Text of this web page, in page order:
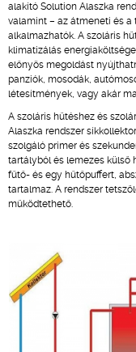
alakító Solution Alaszka
valamint – az átmeneti és
alkalmazhatók. A szoláris
klimatizálás
előnyös megoldást
panziók, mosodák,
létesítmények, vagy akár
A szoláris hűtéshez és
Alaszka rendszer
szolgáló primer és
tartályból és lemezes külső
fűtő- és egy hűtőpuffert,
tartalmaz. A rendszer
működtethető.